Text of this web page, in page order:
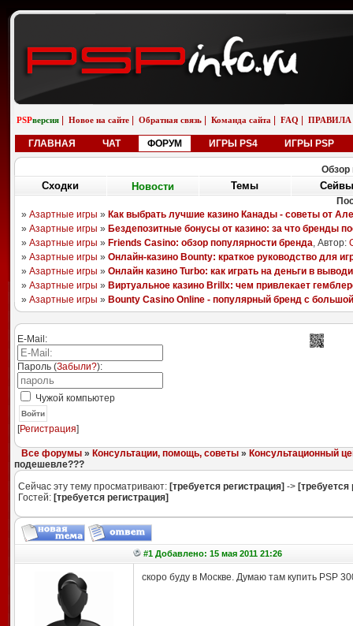
PSPверсия Новое на сайте Обратная связь Команда сайта FAQ ПРАВИЛА
ГЛАВНАЯ ЧАТ ФОРУМ ИГРЫ PS4 ИГРЫ PSP
Обзор
Сходки Новости Темы Сейвы
08.08.25
Sony Aero Theme
randomizer562
06.11.18
Pixels
boyarchuk
26.04.13
LittleBigPlanet
YAGAMI55
05.01.13
Ika Musume
ULTIMATOR
E-Mail:
Пароль (Забыли?):
Чужой компьютер
Войти
[Регистрация]
Все форумы» Консультации, помощь, советы» Консультационный
подешевле???
Сейчас эту тему просматривают: [требуется регистрация] -> [требуется
Гостей: [требуется регистрация]
#1 Добавлено: 15 мая 2011 21:26
скоро буду в Москве. Думаю там купить PSP